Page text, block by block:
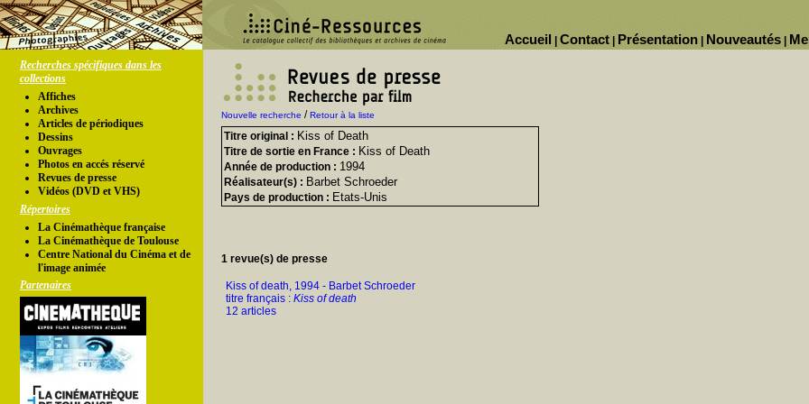
Nouveautés
Présentation
Contact
Accueil
Recherches spécifiques dans les
collections
Affiches
Archives
Articles de périodiques
Dessins
Ouvrages
Photos en accés réservé
Revues de presse
Vidéos (DVD et VHS)
Répertoires
La Cinémathèque française
La Cinémathèque de Toulouse
Centre National du Cinéma et de
l'image animée
Partenaires
Nouvelle recherche /Retour à la liste
Titre original : Kiss of Death
Titre de sortie en France : Kiss of Death
Année de production : 1994
Réalisateur(s) : Barbet Schroeder
Pays de production : Etats-Unis
1 revue(s) de presse
Kiss of death, 1994 - Barbet Schroeder
titre français : Kiss of death
12 articles